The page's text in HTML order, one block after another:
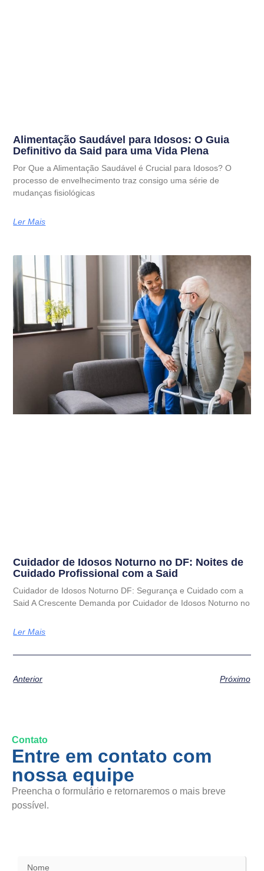
Alimentação Saudável para Idosos: O Guia
Definitivo da Said para uma Vida Plena
Por Que a Alimentação Saudável é Crucial para Idosos? O
processo de envelhecimento traz consigo uma série de
mudanças fisiológicas
Ler Mais
Cuidador de Idosos Noturno no DF: Noites de
Cuidado Profissional com a Said
Cuidador de Idosos Noturno DF: Segurança e Cuidado com a
Said A Crescente Demanda por Cuidador de Idosos Noturno no
Ler Mais
Anterior Próximo
Contato
Entre em contato com
nossa equipe
Preencha o formulário e retornaremos o mais breve
possível.